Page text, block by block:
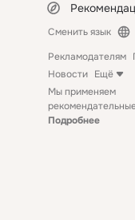
Сменить язык
Рекламодателям
Новости Ещё
Мы применяем
Подробнее